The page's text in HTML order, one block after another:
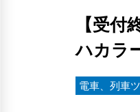
【受
ハカラ
電車、列車